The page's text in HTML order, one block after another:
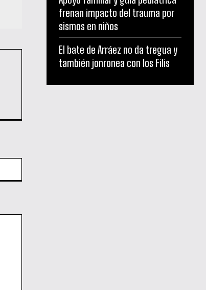
frenan impacto del trauma por
sismos en niños
El bate de Arráez no da tregua y
también jonronea con los Filis